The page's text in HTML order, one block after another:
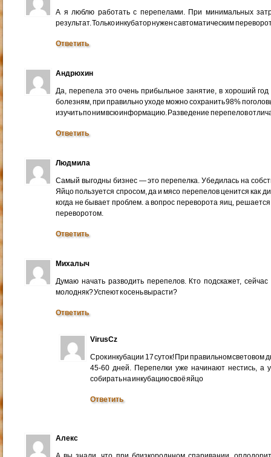
А я люблю работать с перепелами. При минимальных
результат. Только инкубатор нужен с автоматическим
Ответить
Андрюхин
Да, перепела это очень прибыльное занятие, в хороший
болезням, при правильно уходе можно сохранить 98%
изучить по ним всю информацию. Разведение перепелов
Ответить
Людмила
Самый выгодны бизнес — это перепелка. Убедилась на
Яйцо пользуется спросом, да и мясо перепелов ценится как
когда не бывает проблем. а вопрос переворота яиц,
переворотом.
Ответить
Михалыч
Думаю начать разводить перепелов. Кто подскажет,
молодняк? Успеют к осень вырасти?
Ответить
VirusCz
Срок инкубации 17 суток! При правильном световом
45-60 дней. Перепелки уже начинают нестись, а
собирать на инкубацию своё яйцо
Ответить
Алекс